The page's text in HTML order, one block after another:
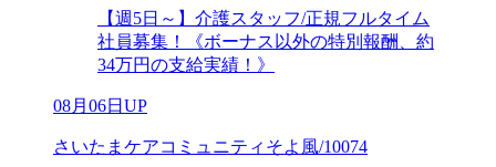
【週5日～】介護スタッフ/正規フルタイム
社員募集！《ボーナス以外の特別報酬、約
34万円の支給実績！》
08月06日UP
さいたまケアコミュニティそよ風/10074